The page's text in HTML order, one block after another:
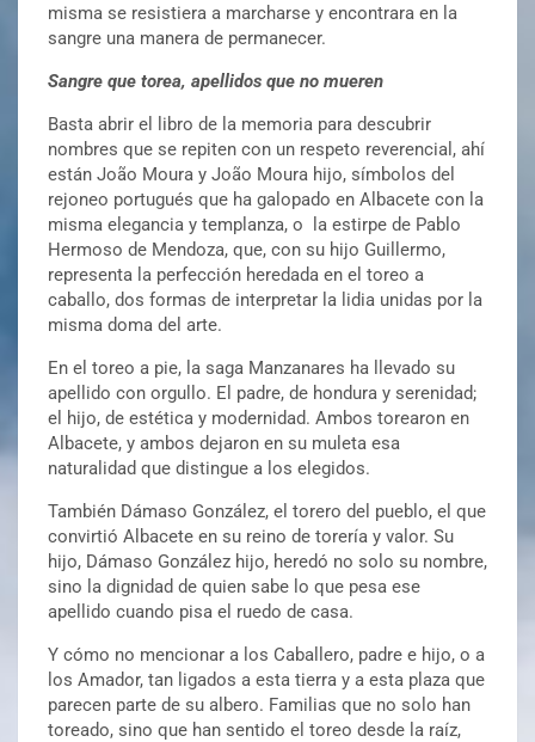
misma se resistiera a marcharse y encontrara en la
sangre una manera de permanecer.
Sangre que torea, apellidos que no mueren
Basta abrir el libro de la memoria para descubrir
nombres que se repiten con un respeto reverencial, ahí
están João Moura y João Moura hijo, símbolos del
rejoneo portugués que ha galopado en Albacete con la
misma elegancia y templanza, o la estirpe de Pablo
Hermoso de Mendoza, que, con su hijo Guillermo,
representa la perfección heredada en el toreo a
caballo, dos formas de interpretar la lidia unidas por la
misma doma del arte.
En el toreo a pie, la saga Manzanares ha llevado su
apellido con orgullo. El padre, de hondura y serenidad;
el hijo, de estética y modernidad. Ambos torearon en
Albacete, y ambos dejaron en su muleta esa
naturalidad que distingue a los elegidos.
También Dámaso González, el torero del pueblo, el que
convirtió Albacete en su reino de torería y valor. Su
hijo, Dámaso González hijo, heredó no solo su nombre,
sino la dignidad de quien sabe lo que pesa ese
apellido cuando pisa el ruedo de casa.
Y cómo no mencionar a los Caballero, padre e hijo, o a
los Amador, tan ligados a esta tierra y a esta plaza que
parecen parte de su albero. Familias que no solo han
toreado, sino que han sentido el toreo desde la raíz,